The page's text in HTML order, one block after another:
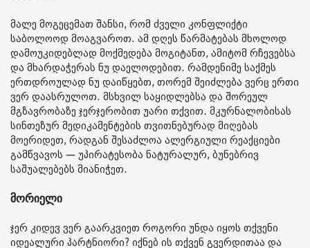
მალე მოგეცემათ შანსი, რომ ძველი კონფლიქტი
საბოლოოდ მოაგვაროთ. ამ დღეს წარმატებას მხოლოდ
დამოუკიდებლად მოქმედება მოგიტანთ, ამიტომ რჩევებსა
და მხარდაჭერას ნუ დაელოდებით. რამდენიმე საქმეს
ერთდროულად ნუ დაიწყებთ, თორემ შეიძლება ვერც ერთი
ვერ დაასრულოთ. მსხვილ საყიდლებსა და შორეულ
მგზავრობაზე ჯერჯერობით უარი თქვით. მკურნალობისას
სინთეზურ მედიკამენტების თვითნებურად მიღებას
მოერიდეთ, რადგან შესაძლოა ალერგიული რეაქციები
გამწვავოს — უპირატესობა ნატურალურ, ბუნებრივ
საშუალებებს მიანიჭეთ.
მორიელი
ჯერ კიდევ ვერ გაარკვიეთ როგორი უნდა იყოს თქვენი
იდეალური პარტნიორი? იქნებ ის თქვენ გვერდითაა და